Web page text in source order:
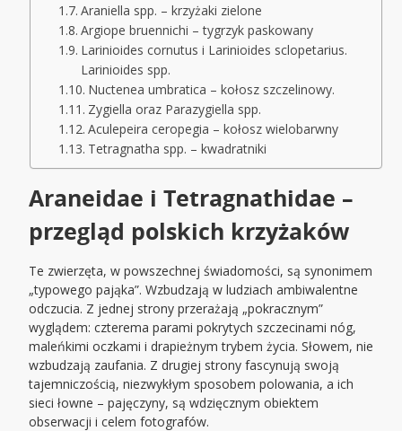
Araniella spp. – krzyżaki zielone
Argiope bruennichi – tygrzyk paskowany
Larinioides cornutus i Larinioides sclopetarius.
Larinioides spp.
Nuctenea umbratica – kołosz szczelinowy.
Zygiella oraz Parazygiella spp.
Aculepeira ceropegia – kołosz wielobarwny
Tetragnatha spp. – kwadratniki
Araneidae i Tetragnathidae –
przegląd polskich krzyżaków
Te zwierzęta, w powszechnej świadomości, są synonimem
„typowego pająka”. Wzbudzają w ludziach ambiwalentne
odczucia. Z jednej strony przerażają „pokracznym”
wyglądem: czterema parami pokrytych szczecinami nóg,
maleńkimi oczkami i drapieżnym trybem życia. Słowem, nie
wzbudzają zaufania. Z drugiej strony fascynują swoją
tajemniczością, niezwykłym sposobem polowania, a ich
sieci łowne – pajęczyny, są wdzięcznym obiektem
obserwacji i celem fotografów.